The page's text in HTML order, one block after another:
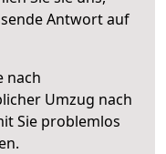
Antwort auf
nach
Umzug nach
Sie problemlos